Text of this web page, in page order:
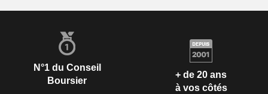
N°1 du Conseil
Boursier
+ de 20 ans
à vos côtés